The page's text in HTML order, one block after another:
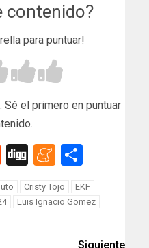
contenido?
para puntuar!
Sé el primero en puntuar
Reddit
Digg
Cristy Tojo
EKF
Luis Ignacio Gomez
Siguiente